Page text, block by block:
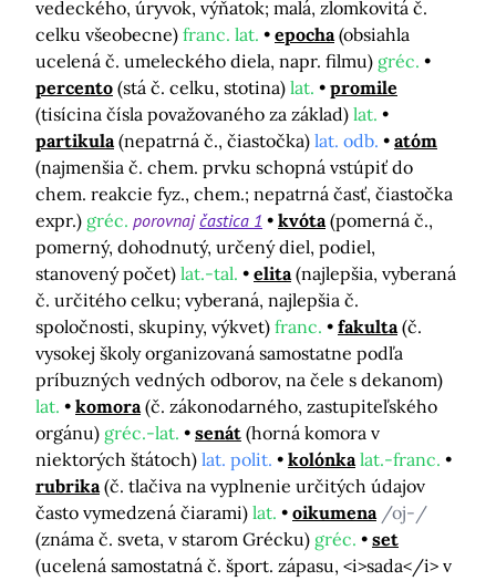
vedeckého, úryvok, výňatok; malá, zlomkovitá č.
celku všeobecne) franc. lat. epocha (obsiahla
ucelená č. umeleckého diela, napr. filmu) gréc.
percento (stá č. celku, stotina) lat.
promile
(tisícina čísla považovaného za základ) lat.
partikula (nepatrná č., čiastočka) lat. odb.
atóm
(najmenšia č. chem. prvku schopná vstúpiť do
chem. reakcie fyz., chem.; nepatrná časť, čiastočka
expr.) gréc. porovnajčastica 1 kvóta (pomerná č.,
pomerný, dohodnutý, určený diel, podiel,
stanovený počet) lat.-tal. elita (najlepšia, vyberaná
č. určitého celku; vyberaná, najlepšia č.
spoločnosti, skupiny, výkvet) franc. fakulta (č.
vysokej školy organizovaná samostatne podľa
príbuzných vedných odborov, na čele s dekanom)
lat.
komora (č. zákonodarného, zastupiteľského
orgánu) gréc.-lat. senát (horná komora v
niektorých štátoch) lat. polit. kolónka lat.-franc.
rubrika (č. tlačiva na vyplnenie určitých údajov
často vymedzená čiarami) lat. oikumena /oj-/
(známa č. sveta, v starom Grécku) gréc.
set
(ucelená samostatná č. šport. zápasu, <i>sada</i> v